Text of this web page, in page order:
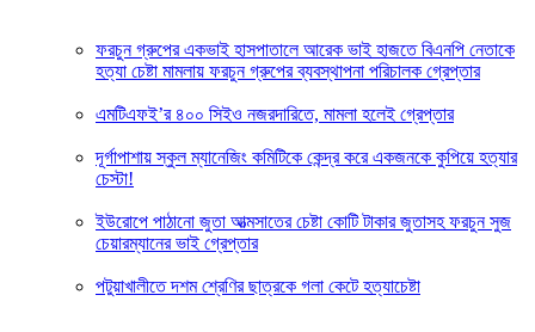
ফরচুন গ্রুপের একভাই হাসপাতালে আরেক ভাই হাজতে বিএনপি নেতাকে
হত্যা চেষ্টা মামলায় ফরচুন গ্রুপের ব্যবস্থাপনা পরিচালক গ্রেপ্তার
এমটিএফই’র ৪০০ সিইও নজরদারিতে, মামলা হলেই গ্রেপ্তার
দূর্গাপাশায় স্কুল ম্যানেজিং কমিটিকে কেন্দ্র করে একজনকে কুপিয়ে হত্যার
চেস্টা!
ইউরোপে পাঠানো জুতা আত্মসাতের চেষ্টা কোটি টাকার জুতাসহ ফরচুন সুজ
চেয়ারম্যানের ভাই গ্রেপ্তার
পটুয়াখালীতে দশম শ্রেণির ছাত্রকে গলা কেটে হত্যাচেষ্টা